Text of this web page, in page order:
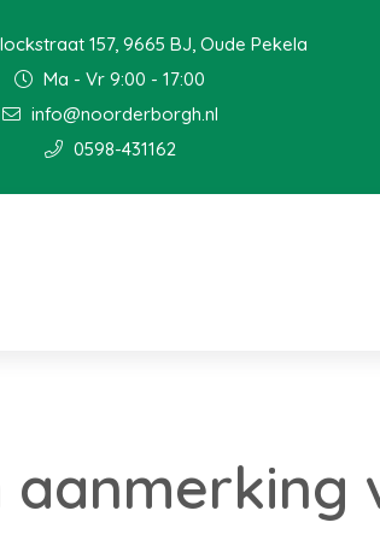
157, 9665 BJ, Oude Pekela
Ma - Vr 9:00 - 17:00
info@noorderborgh.nl
0598-431162
aanmerking